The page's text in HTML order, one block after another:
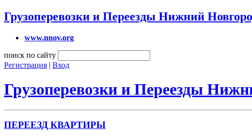
Грузоперевозки и Переезды Нижний
www.nnov.org
поиск по сайту
Регистрация | Вход
Грузоперевозки и Переезды
ПЕРЕЕЗД КВАРТИРЫ